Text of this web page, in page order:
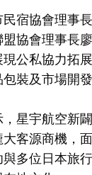
宿協會理事
協會理事長
公私協力拓
裝及市場開發
星宇航空新
客源商機，
多位日本旅